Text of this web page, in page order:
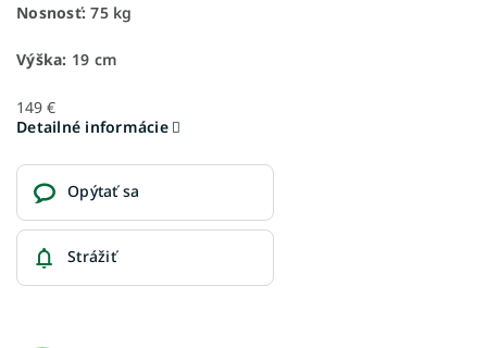
Nosnosť:75 kg
Výška: 19 cm
149 €
Detailné informácie
Opýtať sa
Strážiť